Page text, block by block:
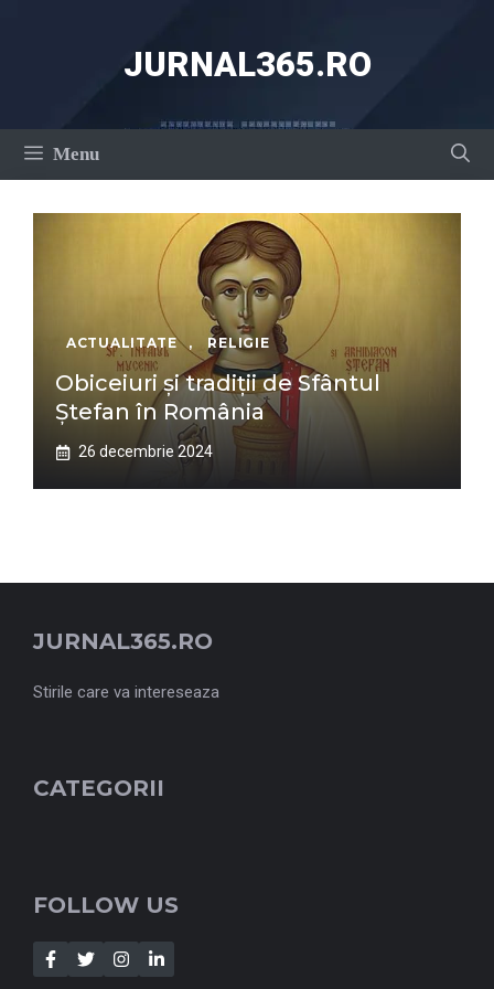
JURNAL365.RO
Menu
ACTUALITATE , RELIGIE
Obiceiuri și tradiții de Sfântul
Ștefan în România
26 decembrie 2024
JURNAL365.RO
Stirile care va intereseaza
CATEGORII
FOLLOW US